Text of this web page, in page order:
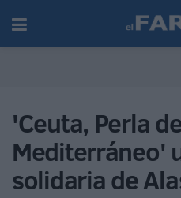
'Ceuta, Perla
Mediterráneo'
solidaria de